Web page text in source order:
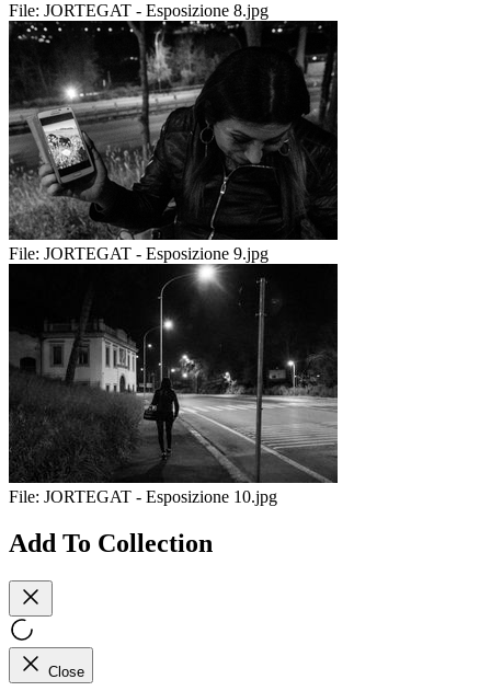
File: JORTEGAT - Esposizione 8.jpg
File: JORTEGAT - Esposizione 9.jpg
File: JORTEGAT - Esposizione 10.jpg
Add To Collection
Close